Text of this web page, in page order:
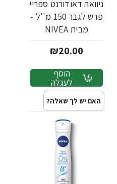
ניוואה דאודורנט ספריי
פרש לגבר 150 מ''ל -
מבית NIVEA
₪20.00
הוסף
לעגלה
האם יש לך שאלה?